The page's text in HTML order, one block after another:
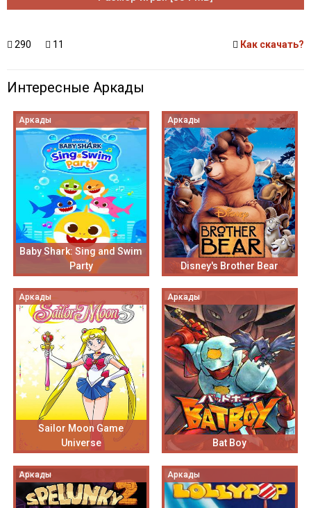
290 11 Как скачать?
Интересные Аркады
Аркады
Baby Shark: Sing and Swim
Party
Аркады
Disney's Brother Bear
Аркады
Sailor Moon Game
Universe
Аркады
Bat Boy
Аркады Аркады